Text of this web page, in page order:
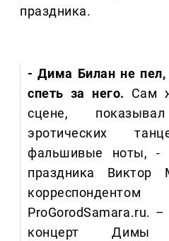
праздника.
- Дима Билан не пел,
спеть за него. Сам
сцене,
эротических
фальшивые ноты, -
праздника
ProGorodSamara.ru.
концерт Димы